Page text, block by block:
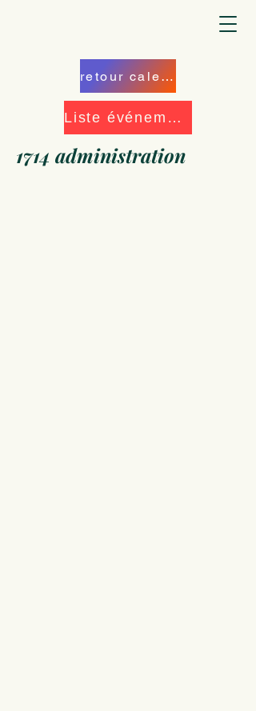
retour calendrier
Liste événements
1714 administration